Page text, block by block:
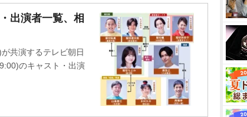
出演者一覧、相
共演するテレビ朝日
のキャスト・出演